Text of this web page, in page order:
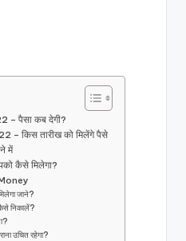
पैसा कब देगी?
किस तारीख को मिलेंगे पैसे
में
कैसे मिलेगा?
जाने?
कैसे निकालें?
उचित रहेगा?